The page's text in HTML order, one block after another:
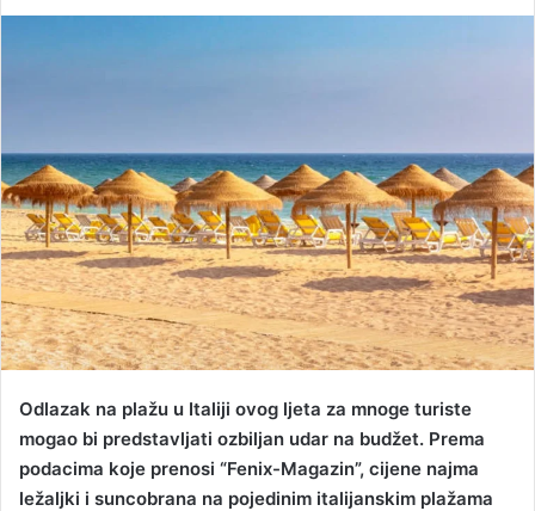
m
a
i
l
​Odlazak na plažu u Italiji ovog ljeta za mnoge turiste
mogao bi predstavljati ozbiljan udar na budžet. Prema
podacima koje prenosi “Fenix-Magazin”, cijene najma
ležaljki i suncobrana na pojedinim italijanskim plažama